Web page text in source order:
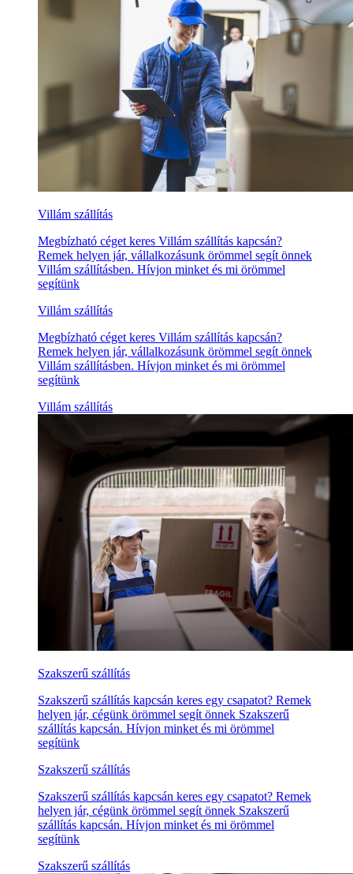
Villám szállítás
Megbízható céget keres Villám szállítás kapcsán?
Remek helyen jár, vállalkozásunk örömmel segít önnek
Villám szállításben. Hívjon minket és mi örömmel
segítünk
Villám szállítás
Megbízható céget keres Villám szállítás kapcsán?
Remek helyen jár, vállalkozásunk örömmel segít önnek
Villám szállításben. Hívjon minket és mi örömmel
segítünk
Villám szállítás
Szakszerű szállítás
Szakszerű szállítás kapcsán keres egy csapatot? Remek
helyen jár, cégünk örömmel segít önnek Szakszerű
szállítás kapcsán. Hívjon minket és mi örömmel
segítünk
Szakszerű szállítás
Szakszerű szállítás kapcsán keres egy csapatot? Remek
helyen jár, cégünk örömmel segít önnek Szakszerű
szállítás kapcsán. Hívjon minket és mi örömmel
segítünk
Szakszerű szállítás